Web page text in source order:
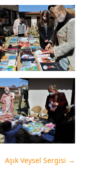
Aşık Veysel Sergisi →